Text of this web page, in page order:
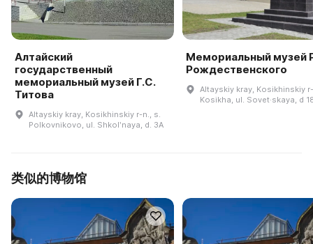
Алтайский
государственный
мемориальный музей Г.С.
Титова
Altayskiy kray, Kosikhinskiy r-n., s.
Polkovnikovo, ul. Shkolʹnaya, d. 3A
Мемориальный музей
Рождественского
Altayskiy kray, Kosikhinskiy
Kosikha, ul. Sovet·skaya, d
类似的博物馆